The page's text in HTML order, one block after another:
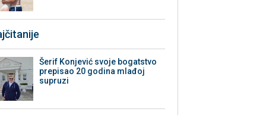
Šerif Konjević svoje bogatstvo
prepisao 20 godina mlađoj
supruzi